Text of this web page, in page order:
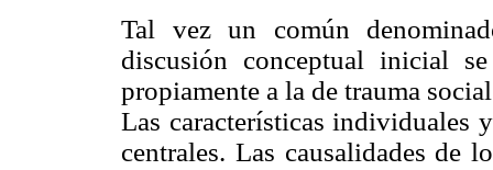
Tal vez un común
discusión conceptual inicial
propiamente a la de trauma
Las características individuales
centrales. Las causalidades de